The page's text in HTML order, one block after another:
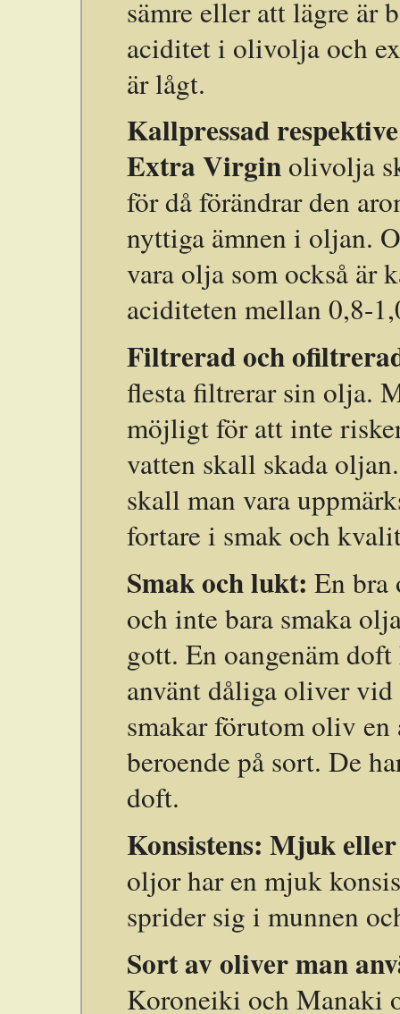
sämre eller att lägre är
aciditet i olivolja och
är lågt.
Kallpressad
Extra Virgin olivolja
för då förändrar den
nyttiga ämnen i oljan.
vara olja som också är
aciditeten mellan 0,8-
Filtrerad och
flesta filtrerar sin olja.
möjligt för att inte
vatten skall skada
skall man vara
fortare i smak och
Smak och lukt: En bra
och inte bara smaka
gott. En oangenäm
använt dåliga oliver
smakar förutom oliv
beroende på sort. De
doft.
Konsistens: Mjuk
oljor har en mjuk
sprider sig i munnen
Sort av oliver man
Koroneiki och Manaki